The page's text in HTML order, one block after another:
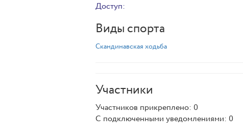
Доступ:
Виды спорта
Скандинавская ходьба
Участники
Участников прикреплено: 0
С подключенными уведомлениями: 0